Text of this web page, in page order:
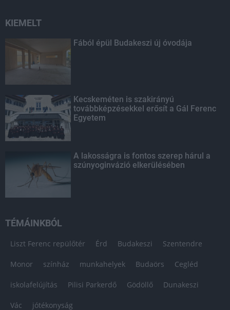
KIEMELT
Fából épül Budakeszi új óvodája
Kecskeméten is szakirányú
továbbképzésekkel erősít a Gál Ferenc
Egyetem
A lakosságra is fontos szerep hárul a
szúnyoginvázió elkerülésében
TÉMÁINKBÓL
Liszt Ferenc repülőtér Érd Budakeszi Szentendre
Monor színház munkahelyek Budaörs Cegléd
iskolafelújítás Pilisi Parkerdő Gödöllő Dunakeszi
Vác jótékonyság